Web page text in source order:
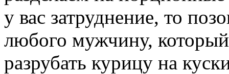
у вас затруднение, то
любого мужчину,
разрубать курицу на